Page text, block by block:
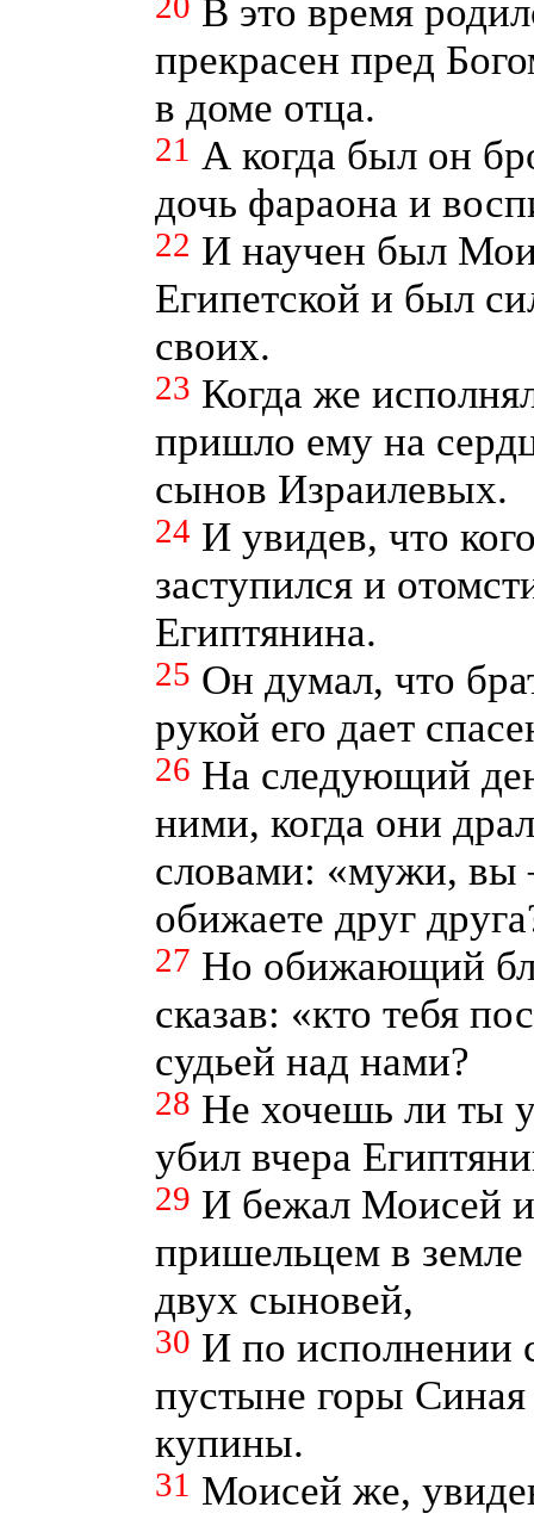
В это время
прекрасен пред
в доме отца.
21 А когда был он
дочь фараона и
22 И научен был
Египетской и был
своих.
23 Когда же
пришло ему на
сынов Израилевых.
24 И увидев, что
заступился и
Египтянина.
25 Он думал, что
рукой его дает
26 На следующий
ними, когда они
словами: «мужи, вы
обижаете друг
27 Но обижающий
сказав: «кто тебя
судьей над нами?
28 Не хочешь ли ты
убил вчера
29 И бежал Моисей
пришельцем в
двух сыновей,
30 И по исполнении
пустыне горы
купины.
31 Моисей же,